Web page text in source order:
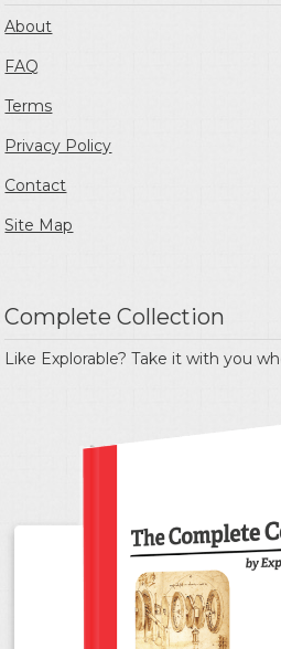
About
FAQ
Terms
Privacy Policy
Contact
Site Map
Complete Collection
Like Explorable? Take it with you